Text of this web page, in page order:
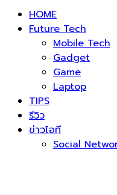
HOME
Future Tech
Mobile Tech
Gadget
Game
Laptop
TIPS
รีวิว
ข่าวไอที
Social